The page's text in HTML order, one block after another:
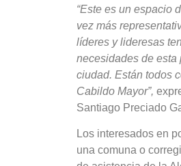
“Este es un espacio
vez más
líderes y lideresas
necesidades de esta
ciudad. Están todos
Cabildo Mayor”,
Santiago Preciado
Los interesados en
una comuna o